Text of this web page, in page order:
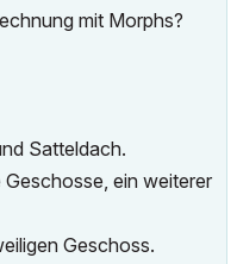
mit Morphs?
Satteldach.
ein weiterer
Geschoss.